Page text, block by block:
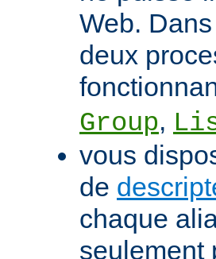
Web.
deux
Group,
vous
de
chaque
seulement